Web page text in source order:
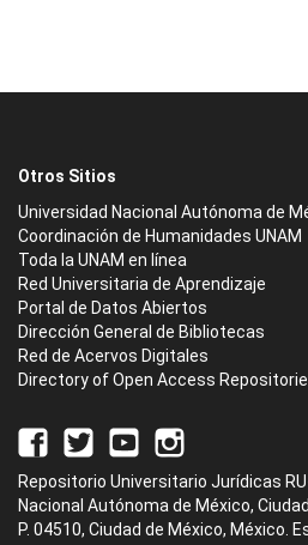
Otros Sitios
Universidad Nacional Autónoma de
Coordinación de Humanidades UNAM
Toda la UNAM en línea
Red Universitaria de Aprendizaje
Portal de Datos Abiertos
Dirección General de Bibliotecas
Red de Acervos Digitales
Directory of Open Access
Repositorio Universitario Jurídicas
Nacional Autónoma de México,
P. 04510, Ciudad de México, México.